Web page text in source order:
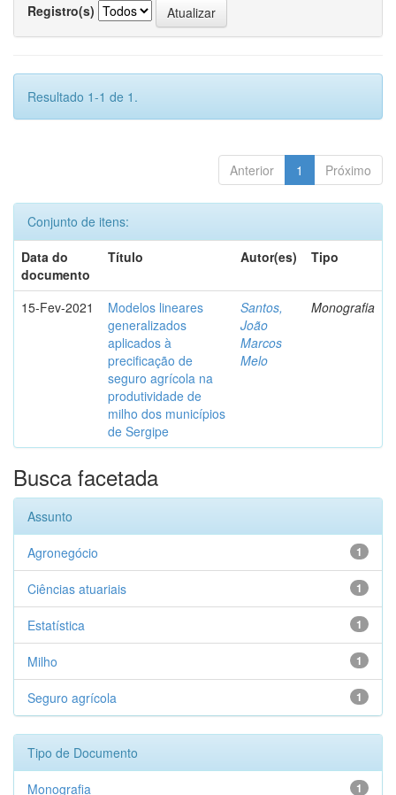
Registro(s)
Resultado 1-1 de 1.
Anterior 1 Próximo
Conjunto de itens:
Data do
documento
Título Autor(es) Tipo
15-Fev-2021
Modelos lineares
generalizados
aplicados à
precificação de
seguro agrícola na
produtividade de
milho dos municípios
de Sergipe
Santos,
João
Marcos
Melo
Monografia
Busca facetada
Assunto
1
Agronegócio
1
Ciências atuariais
1
Estatística
1
Milho
1
Seguro agrícola
Tipo de Documento
1
Monografia